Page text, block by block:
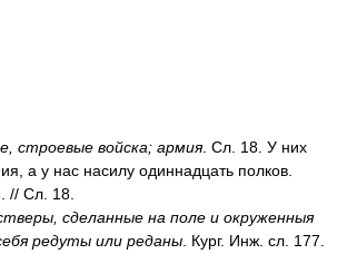
строевые войска; армия. Сл. 18. У них
а у нас насилу одиннадцать полков.
// Сл. 18.
сделанные на поле и окруженныя
редуты или реданы . Кург. Инж. сл. 177.